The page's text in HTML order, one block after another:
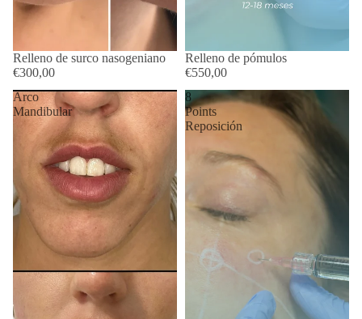
Relleno de surco nasogeniano
€300,00
Relleno de pómulos
€550,00
Arco
Mandibular
8
Points
Reposición